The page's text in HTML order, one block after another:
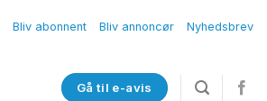
Bliv abonnent Bliv annoncør Nyhedsbrev
Gå til e-avis